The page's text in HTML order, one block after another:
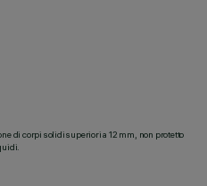
di corpi solidi superiori a 12 mm, non protetto